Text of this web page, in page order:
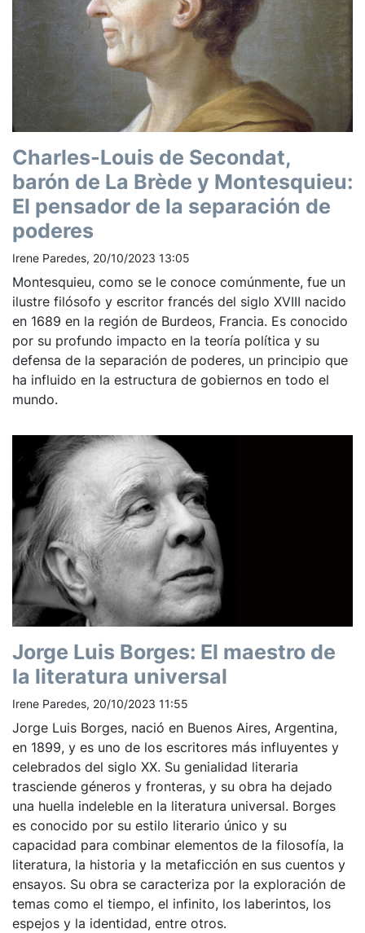
Charles-Louis de Secondat,
barón de La Brède y Montesquieu:
El pensador de la separación de
poderes
Irene Paredes, 20/10/2023 13:05
Montesquieu, como se le conoce comúnmente, fue un
ilustre filósofo y escritor francés del siglo XVIII nacido
en 1689 en la región de Burdeos, Francia. Es conocido
por su profundo impacto en la teoría política y su
defensa de la separación de poderes, un principio que
ha influido en la estructura de gobiernos en todo el
mundo.
Jorge Luis Borges: El maestro de
la literatura universal
Irene Paredes, 20/10/2023 11:55
Jorge Luis Borges, nació en Buenos Aires, Argentina,
en 1899, y es uno de los escritores más influyentes y
celebrados del siglo XX. Su genialidad literaria
trasciende géneros y fronteras, y su obra ha dejado
una huella indeleble en la literatura universal. Borges
es conocido por su estilo literario único y su
capacidad para combinar elementos de la filosofía, la
literatura, la historia y la metaficción en sus cuentos y
ensayos. Su obra se caracteriza por la exploración de
temas como el tiempo, el infinito, los laberintos, los
espejos y la identidad, entre otros.